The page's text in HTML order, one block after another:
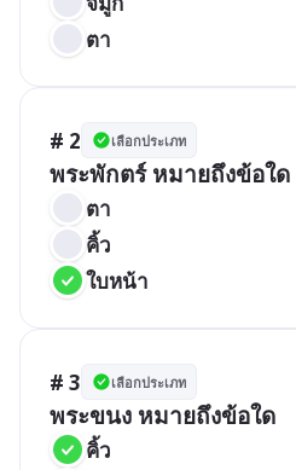
ตา
# 2 เลือกประเภท
พระพักตร์ หมายถึงข้อใด
ตา
คิ้ว
ใบหน้า
# 3 เลือกประเภท
พระขนง หมายถึงข้อใด
คิ้ว